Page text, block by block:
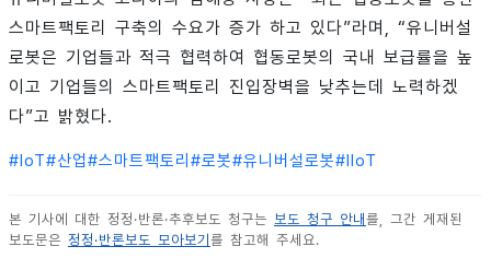
스마트팩토리 구축의 수요가 증가 하고 있다”라며, “유니버설
로봇은 기업들과 적극 협력하여 협동로봇의 국내 보급률을 높
이고 기업들의 스마트팩토리 진입장벽을 낮추는데 노력하겠
다”고 밝혔다.
#IoT#산업#스마트팩토리 #로봇#유니버설로봇#IIoT
본 기사에 대한 정정·반론·추후보도 청구는 보도 청구 안내를, 그간 게재된
보도문은 정정·반론보도 모아보기를 참고해 주세요.